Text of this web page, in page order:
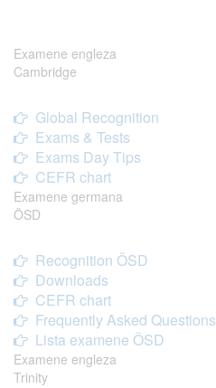
Examene engleza
Cambridge
Global Recognition
Exams & Tests
Exams Day Tips
CEFR chart
Examene germana
ÖSD
Recognition ÖSD
Downloads
CEFR chart
Frequently Asked Questions
Lista examene ÖSD
Examene engleza
Trinity